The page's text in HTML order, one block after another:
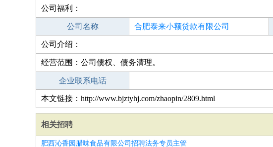
公司福利：
公司名称 合肥泰来小额贷款有限公司
公司介绍：
经营范围：公司债权、债务清理。
企业联系电话
本文链接：http://www.bjztyhj.com/zhaopin/2809.html
相关招聘
肥西沁香园腊味食品有限公司招聘法务专员主管